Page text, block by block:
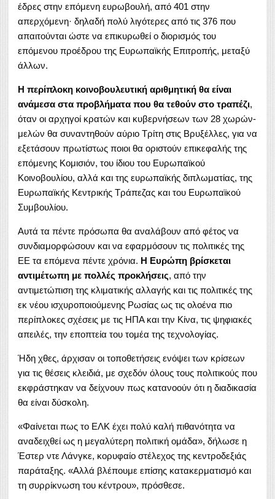
έδρες στην επόμενη ευρωβουλή, από 401 στην
απερχόμενη· δηλαδή πολύ λιγότερες από τις 376 που
απαιτούνται ώστε να επικυρωθεί ο διορισμός του
επόμενου προέδρου της Ευρωπαϊκής Επιτροπής, μεταξύ
άλλων.
Η περίπλοκη κοινοβουλευτική αριθμητική θα είναι
ανάμεσα στα προβλήματα που θα τεθούν στο τραπέζι,
όταν οι αρχηγοί κρατών και κυβερνήσεων των 28 χωρών-
μελών θα συναντηθούν αύριο Τρίτη στις Βρυξέλλες, για να
εξετάσουν πρωτίστως ποιοι θα οριστούν επικεφαλής της
επόμενης Κομισιόν, του ίδιου του Ευρωπαϊκού
Κοινοβουλίου, αλλά και της ευρωπαϊκής διπλωματίας, της
Ευρωπαϊκής Κεντρικής Τράπεζας και του Ευρωπαϊκού
Συμβουλίου.
Αυτά τα πέντε πρόσωπα θα αναλάβουν από φέτος να
συνδιαμορφώσουν και να εφαρμόσουν τις πολιτικές της
ΕΕ τα επόμενα πέντε χρόνια. Η Ευρώπη βρίσκεται
αντιμέτωπη με πολλές προκλήσεις, από την
αντιμετώπιση της κλιματικής αλλαγής και τις πολιτικές της
εκ νέου ισχυροποιούμενης Ρωσίας ως τις ολοένα πιο
περίπλοκες σχέσεις με τις ΗΠΑ και την Κίνα, τις ψηφιακές
απειλές, την εποπτεία του τομέα της τεχνολογίας.
Ήδη χθες, άρχισαν οι τοποθετήσεις ενόψει των κρίσεων
για τις θέσεις κλειδιά, με σχεδόν όλους τους πολιτικούς που
εκφράστηκαν να δείχνουν πως κατανοούν ότι η διαδικασία
θα είναι δύσκολη.
«Φαίνεται πως το ΕΛΚ έχει πολύ καλή πιθανότητα να
αναδειχθεί ως η μεγαλύτερη πολιτική ομάδα», δήλωσε η
Έστερ ντε Λάνγκε, κορυφαίο στέλεχος της κεντροδεξιάς
παράταξης. «Αλλά βλέπουμε επίσης κατακερματισμό και
τη συρρίκνωση του κέντρου», πρόσθεσε.